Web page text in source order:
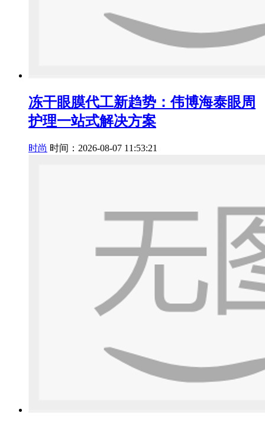
冻干眼膜代工新趋势：伟博海泰眼周
护理一站式解决方案
时尚 时间：2026-08-07 11:53:21